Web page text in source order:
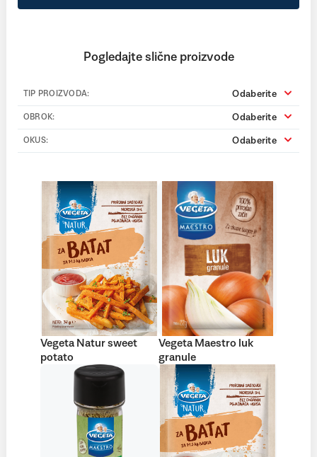
Pogledajte slične proizvode
TIP PROIZVODA: Odaberite
OBROK: Odaberite
OKUS: Odaberite
Vegeta Natur sweet
potato
Vegeta Maestro luk
granule